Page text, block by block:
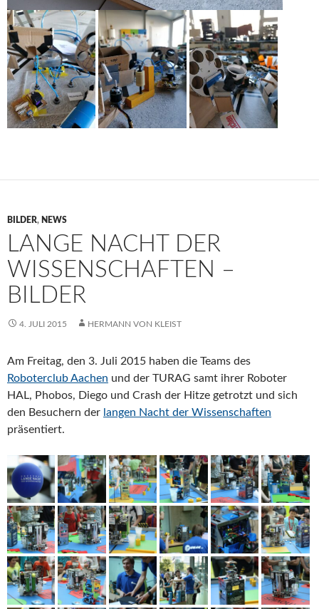
BILDER, NEWS
LANGE NACHT DER
WISSENSCHAFTEN –
BILDER
4. JULI 2015 HERMANN VON KLEIST
Am Freitag, den 3. Juli 2015 haben die Teams des
Roboterclub Aachen und der TURAG samt ihrer Roboter
HAL, Phobos, Diego und Crash der Hitze getrotzt und sich
den Besuchern der langen Nacht der Wissenschaften
präsentiert.